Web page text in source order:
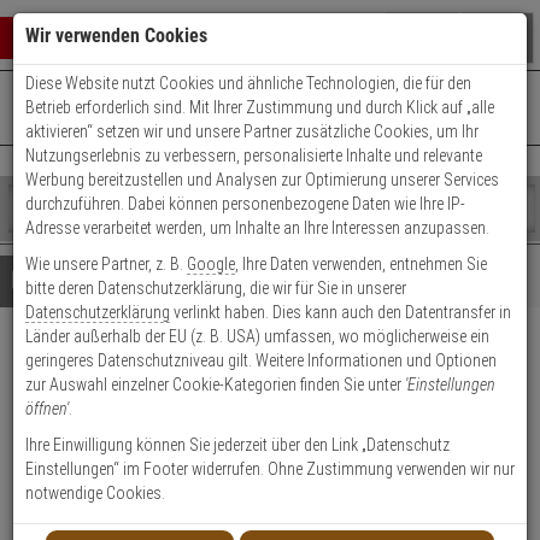
0 ARTIKEL IM WARENKORB
Ihr Warenkorb ist momentan leer.
Ergebnisse ()
Fertig
Shop
durchsuchen
Bitte
geben
Sie
mindestens
Zeichen
ein,
um
Suche
Es
wurde
noch
Kategorien
Suche
gestartet
+49 (0)821 899 493-0Mo. - Do.: 8:00 - 16:30 | Fr.: 8:00 - 14:00 Uhr
Kontaktservice nutzen
Details Beratung
HIKVision DS-2TD1228-
3/QA IP-Thermal Kamera
Produktmerkmale
Wir verwenden Cookies
Diese Website nutzt Cookies und ähnliche Technologien, die für den
Betrieb erforderlich sind. Mit Ihrer Zustimmung und durch Klick auf „alle
aktivieren“ setzen wir und unsere Partner zusätzliche Cookies, um Ihr
Nutzungserlebnis zu verbessern, personalisierte Inhalte und relevante
Werbung bereitzustellen und Analysen zur Optimierung unserer Services
durchzuführen. Dabei können personenbezogene Daten wie Ihre IP-
Adresse verarbeitet werden, um Inhalte an Ihre Interessen anzupassen.
Wie unsere Partner, z. B. Google , Ihre Daten verwenden, entnehmen Sie
bitte deren Datenschutzerklärung, die wir für Sie in unserer
Datenschutzerklärung verlinkt haben. Dies kann auch den Datentransfer in
Länder außerhalb der EU (z. B. USA) umfassen, wo möglicherweise ein
geringeres Datenschutzniveau gilt. Weitere Informationen und Optionen
zur Auswahl einzelner Cookie-Kategorien finden Sie unter 'Einstellungen
öffnen'.
Ihre Einwilligung können Sie jederzeit über den Link „Datenschutz
Einstellungen“ im Footer widerrufen. Ohne Zustimmung verwenden wir nur
notwendige Cookies.